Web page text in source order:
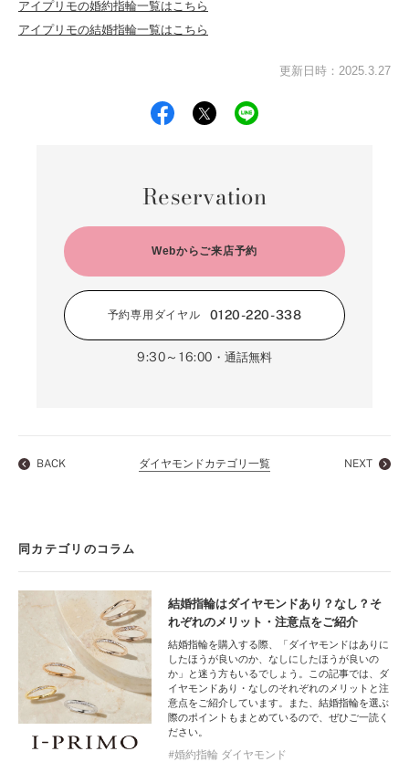
アイプリモの婚約指輪一覧はこちら
アイプリモの結婚指輪一覧はこちら
更新日時：2025.3.27
Reservation
Webからご来店予約
予約専用ダイヤル 0120-220-338
9:30～16:00 ・通話無料
BACK ダイヤモンドカテゴリ一覧 NEXT
同カテゴリのコラム
結婚指輪はダイヤモンドあり？なし？そ
れぞれのメリット・注意点をご紹介
結婚指輪を購入する際、「ダイヤモンドはありに
したほうが良いのか、なしにしたほうが良いの
か」と迷う方もいるでしょう。この記事では、ダ
イヤモンドあり・なしのそれぞれのメリットと注
意点をご紹介しています。また、結婚指輪を選ぶ
際のポイントもまとめているので、ぜひご一読く
ださい。
婚約指輪 ダイヤモンド